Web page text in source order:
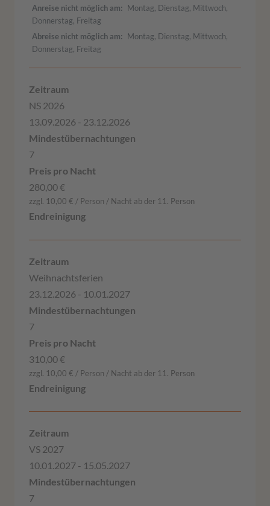
Anreise nicht möglich am
Montag, Dienstag, Mittwoch,
Donnerstag, Freitag
Abreise nicht möglich am
Montag, Dienstag, Mittwoch,
Donnerstag, Freitag
NS 2026
13.09.2026 - 23.12.2026
7
280,00 €
zzgl. 10,00 € / Person / Nacht ab der 11. Person
Weihnachtsferien
23.12.2026 - 10.01.2027
7
310,00 €
zzgl. 10,00 € / Person / Nacht ab der 11. Person
VS 2027
10.01.2027 - 15.05.2027
7